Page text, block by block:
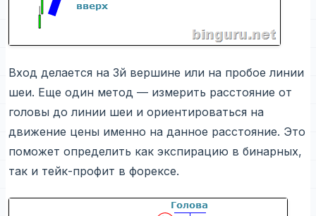
Вход делается на 3й вершине или на пробое линии
шеи. Еще один метод — измерить расстояние от
головы до линии шеи и ориентироваться на
движение цены именно на данное расстояние. Это
поможет определить как экспирацию в бинарных,
так и тейк-профит в форексе.